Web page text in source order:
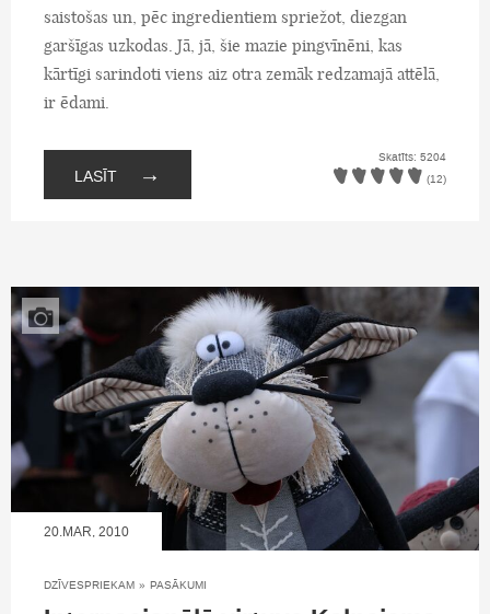
saistošas un, pēc ingredientiem spriežot, diezgan
garšīgas uzkodas. Jā, jā, šie mazie pingvīnēni, kas
kārtīgi sarindoti viens aiz otra zemāk redzamajā attēlā,
ir ēdami.
LASĪT →
Skatīts: 5204
(12)
20.MAR, 2010
DZĪVESPRIEKAM » PASĀKUMI